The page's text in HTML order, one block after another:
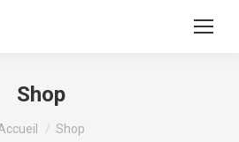
Shop
Vous êtes ici :
Shop